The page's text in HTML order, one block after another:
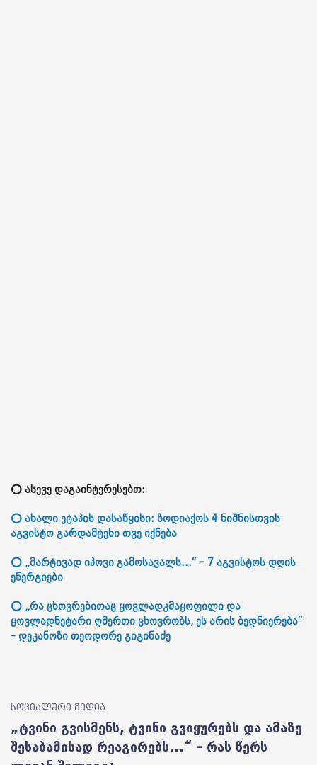
⭕ ასევე დაგაინტერესებთ:
⭕ ახალი ეტაპის დასაწყისი: ზოდიაქოს 4 ნიშნისთვის
აგვისტო გარდამტეხი თვე იქნება
⭕ „მარტივად იპოვი გამოსავალს...“ - 7 აგვისტოს დღის
ენერგიები
⭕ „რა ცხოვრებითაც ყოვლადკმაყოფილი და
ყოვლადნეტარი ღმერთი ცხოვრობს, ეს არის ბედნიერება“
- დეკანოზი თეოდორე გიგინაძე
სოციალური მედია
„ტვინი გვისმენს, ტვინი გვიყურებს და ამაზე
შესაბამისად რეაგირებს...“ - რას წერს